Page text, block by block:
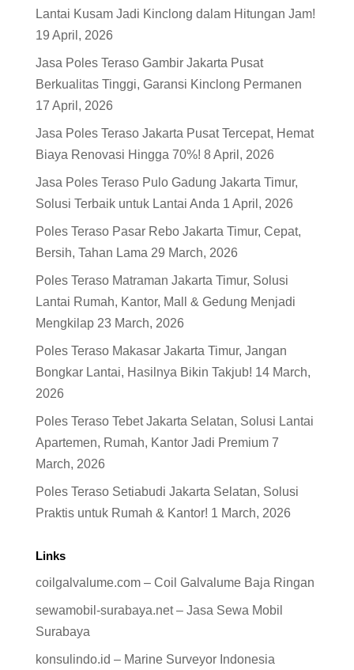
Lantai Kusam Jadi Kinclong dalam Hitungan Jam!
19 April, 2026
Jasa Poles Teraso Gambir Jakarta Pusat
Berkualitas Tinggi, Garansi Kinclong Permanen
17 April, 2026
Jasa Poles Teraso Jakarta Pusat Tercepat, Hemat
Biaya Renovasi Hingga 70%! 8 April, 2026
Jasa Poles Teraso Pulo Gadung Jakarta Timur,
Solusi Terbaik untuk Lantai Anda 1 April, 2026
Poles Teraso Pasar Rebo Jakarta Timur, Cepat,
Bersih, Tahan Lama 29 March, 2026
Poles Teraso Matraman Jakarta Timur, Solusi
Lantai Rumah, Kantor, Mall & Gedung Menjadi
Mengkilap 23 March, 2026
Poles Teraso Makasar Jakarta Timur, Jangan
Bongkar Lantai, Hasilnya Bikin Takjub! 14 March,
2026
Poles Teraso Tebet Jakarta Selatan, Solusi Lantai
Apartemen, Rumah, Kantor Jadi Premium 7
March, 2026
Poles Teraso Setiabudi Jakarta Selatan, Solusi
Praktis untuk Rumah & Kantor! 1 March, 2026
Links
coilgalvalume.com – Coil Galvalume Baja Ringan
sewamobil-surabaya.net – Jasa Sewa Mobil
Surabaya
konsulindo.id – Marine Surveyor Indonesia